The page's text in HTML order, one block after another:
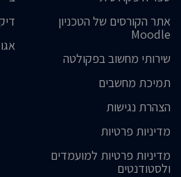
אתר הקורסים של הטכניון
Moodle
שירותי מחשוב בפקולטה
תמיכת מחשבים
הצהרת נגישות
מדיניות פרטיות
מדיניות פרטיות למועמדים
ולסטודנטים